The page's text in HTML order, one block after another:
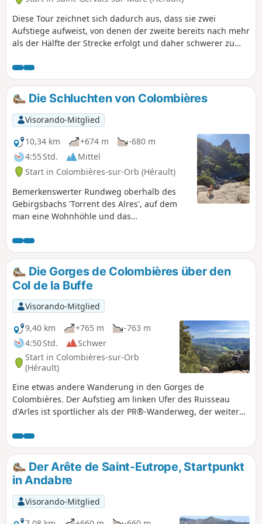
nach Saint-Gervais-sur-Mare erfolgt im
Abstieg über den GRP®. Es ist eine schöne
Wanderung, die herrliche Ausblicke bietet.
Der körperlich anspruchsvollste Teil wird am
zurückgelegt.
Diese Tour zeichnet sich dadurch aus, dass sie zwei
Aufstiege aufweist, von denen der zweite bereits nach mehr
als der Hälfte der Strecke erfolgt und daher schwerer zu
sehr steinig, aber es gibt dennoch gut befestigte
Wegabschnitte sowie Pfade. Auf dem Gipfel der Serre de
More wurde ein großer Teil durch einen Brand zerstört, was
jedoch der Landschaft und dem herrlichen 360°-Panorama
keinen Abbruch tut.
Die Schluchten von Colombières
Visorando-Mitglied
10,34 km
+674 m
-680 m
4:55 Std.
Mittel
Start in Colombières-sur-Orb (Hérault)
Bemerkenswerter Rundweg oberhalb des
Gebirgsbachs 'Torrent des Alres', auf dem
man eine Wohnhöhle und das
Fage entdecken kann.
Die Gorges de Colombières über den
Col de la Buffe
Visorando-Mitglied
9,40 km
+765 m
-763 m
4:50 Std.
Schwer
Start in Colombières-sur-Orb
(Hérault)
Eine etwas andere Wanderung in den Gorges de
Colombières. Der Aufstieg am linken Ufer des Ruisseau
d'Arles ist sportlicher als der PR®-Wanderweg, der weiter
durchgehend hat man während des Aufstiegs Blick auf die
Schlucht und kann den Westhang der Gorges überblicken.
Eine andere Art, sie zu entdecken.
Der Arête de Saint-Eutrope, Startpunkt
in Andabre
Visorando-Mitglied